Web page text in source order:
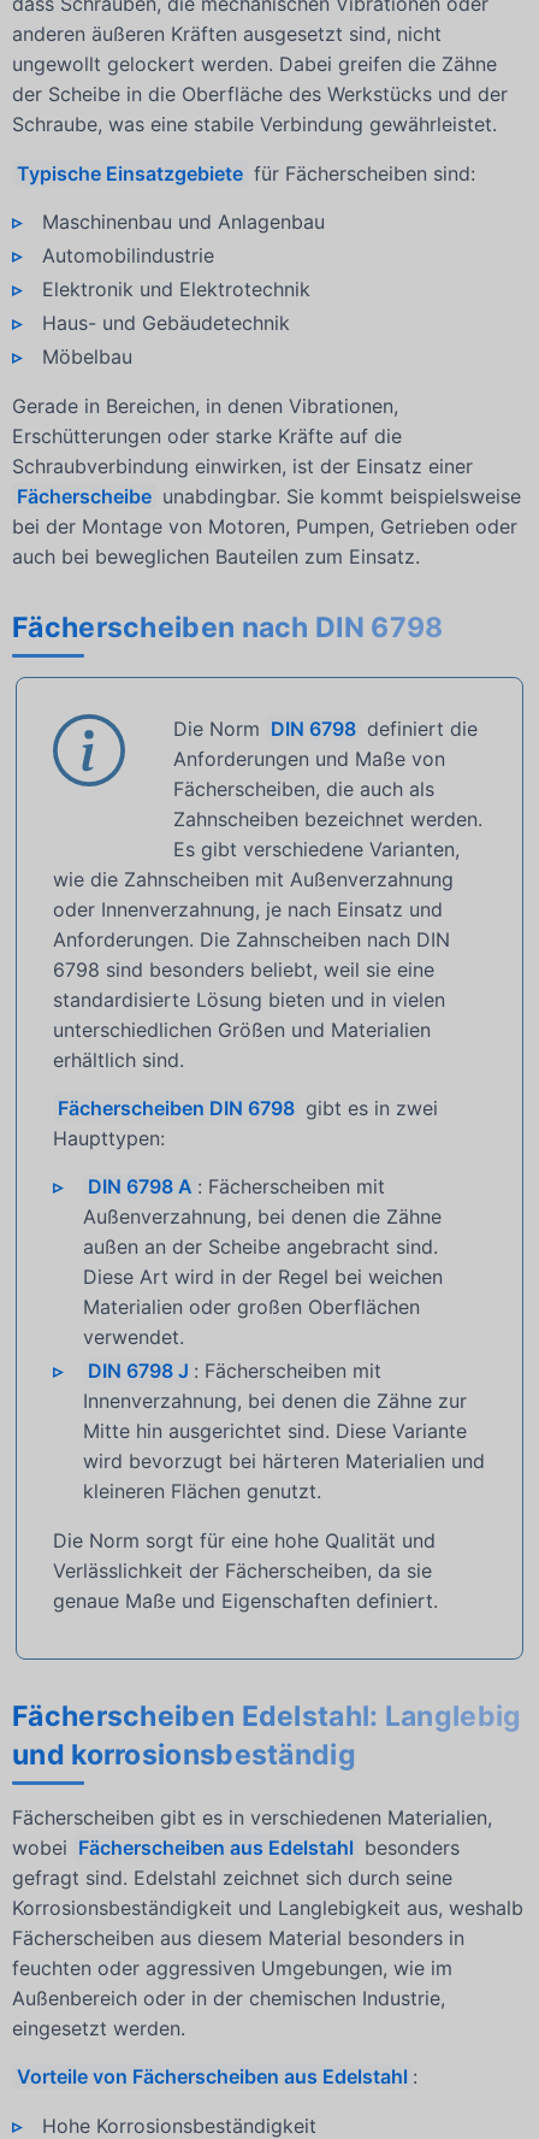
anderen äußeren Kräften ausgesetzt sind, nicht
ungewollt gelockert werden. Dabei greifen die Zähne
der Scheibe in die Oberfläche des Werkstücks und der
Schraube, was eine stabile Verbindung gewährleistet.
Typische Einsatzgebiete für Fächerscheiben sind:
Maschinenbau und Anlagenbau
Automobilindustrie
Elektronik und Elektrotechnik
Haus- und Gebäudetechnik
Möbelbau
Gerade in Bereichen, in denen Vibrationen,
Erschütterungen oder starke Kräfte auf die
Schraubverbindung einwirken, ist der Einsatz einer
Fächerscheibe unabdingbar. Sie kommt beispielsweise
bei der Montage von Motoren, Pumpen, Getrieben oder
auch bei beweglichen Bauteilen zum Einsatz.
Fächerscheiben nach DIN 6798
Die Norm DIN 6798 definiert die
Anforderungen und Maße von
Fächerscheiben, die auch als
Zahnscheiben bezeichnet werden.
Es gibt verschiedene Varianten,
wie die Zahnscheiben mit Außenverzahnung
oder Innenverzahnung, je nach Einsatz und
Anforderungen. Die Zahnscheiben nach DIN
6798 sind besonders beliebt, weil sie eine
standardisierte Lösung bieten und in vielen
unterschiedlichen Größen und Materialien
erhältlich sind.
Fächerscheiben DIN 6798 gibt es in zwei
Haupttypen:
DIN 6798 A : Fächerscheiben mit
Außenverzahnung, bei denen die Zähne
außen an der Scheibe angebracht sind.
Diese Art wird in der Regel bei weichen
Materialien oder großen Oberflächen
verwendet.
DIN 6798 J : Fächerscheiben mit
Innenverzahnung, bei denen die Zähne zur
Mitte hin ausgerichtet sind. Diese Variante
wird bevorzugt bei härteren Materialien und
kleineren Flächen genutzt.
Die Norm sorgt für eine hohe Qualität und
Verlässlichkeit der Fächerscheiben, da sie
genaue Maße und Eigenschaften definiert.
Fächerscheiben Edelstahl: Langlebig
und korrosionsbeständig
Fächerscheiben gibt es in verschiedenen Materialien,
wobei Fächerscheiben aus Edelstahl besonders
gefragt sind. Edelstahl zeichnet sich durch seine
Korrosionsbeständigkeit und Langlebigkeit aus, weshalb
Fächerscheiben aus diesem Material besonders in
feuchten oder aggressiven Umgebungen, wie im
Außenbereich oder in der chemischen Industrie,
eingesetzt werden.
Vorteile von Fächerscheiben aus Edelstahl :
Hohe Korrosionsbeständigkeit